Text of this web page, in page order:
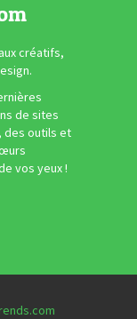
créatifs,
de sites
des outils et
vos yeux !